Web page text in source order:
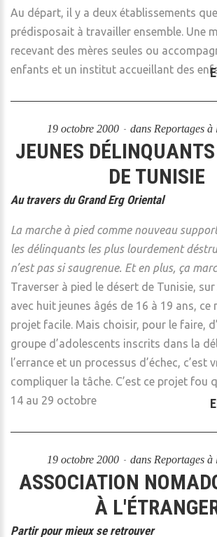
Au départ, il y a deux établissements
prédisposait à travailler ensemble. Une
recevant des mères seules ou
enfants et un institut accueillant des
19 octobre 2000 dans Reportages à
JEUNES
DE TUNISIE
Au travers du Grand Erg Oriental
La marche à pied comme nouveau
les délinquants les plus lourdement
n’est pas si saugrenue. Et en plus, ça
Traverser à pied le désert de Tunisie,
avec huit jeunes âgés de 16 à 19 ans, ce
projet facile. Mais choisir, pour le faire,
groupe d’adolescents inscrits dans la
l’errance et un processus d’échec, c’est
compliquer la tâche. C’est ce projet fou
14 au 29 octobre
19 octobre 2000 dans Reportages à
ASSOCIATION
À
Partir pour mieux se retrouver